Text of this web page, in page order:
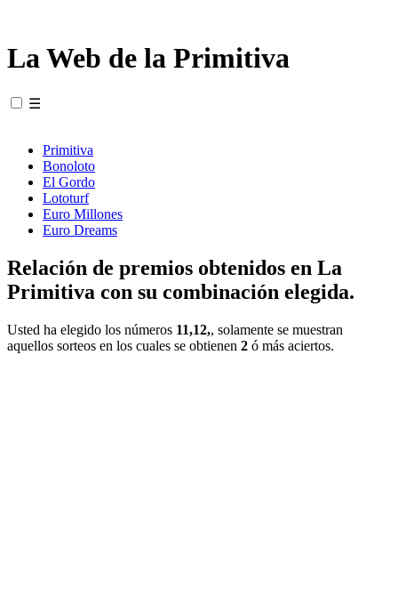
La Web de la Primitiva
☰
Primitiva
Bonoloto
El Gordo
Lototurf
Euro Millones
Euro Dreams
Relación de premios obtenidos en La
Primitiva con su combinación elegida.
Usted ha elegido los números 11,12,, solamente se muestran
aquellos sorteos en los cuales se obtienen 2 ó más aciertos.